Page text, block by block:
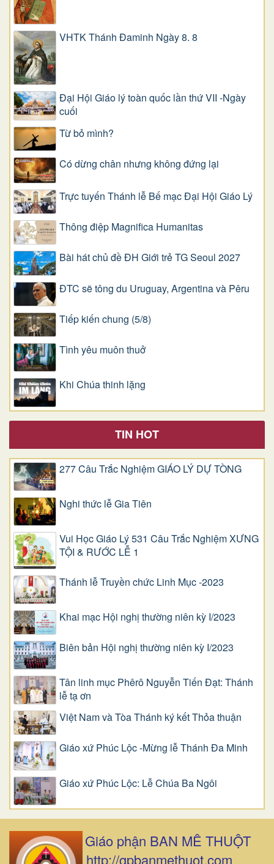
VHTK Thánh Đaminh Ngày 8. 8
Đại Hội Giáo lý toàn quốc lần thứ VII -Ngày
cuối
Từ bỏ mình?
Có dừng chân nhưng không đứng lại
Trực tuyến Thánh lễ Bế mạc Đại Hội Giáo Lý
Thông điệp Magnifica Humanitas
Bài hát chủ đề ĐH Giới trẻ TG Seoul 2027
ĐTC sẽ tông du Uruguay, Argentina và Pêru
Tiếp kiến chung (5/8)
Tình yêu muôn thuở
Khi Chúa thinh lặng
TIN HOT
277 Câu Trắc Nghiệm GIÁO LÝ DỰ TÒNG
Nghi thức lễ Gia Tiên
Vui Học Giáo Lý 531 Câu Trắc Nghiệm XƯNG
TỘI & RƯỚC LỄ 1
Thánh lễ Truyền chức Linh Mục -2023
Khai mạc Hội nghị thường niên kỳ I/2023
Biên bản Hội nghị thường niên kỳ I/2023
Tân linh mục Phêrô Nguyễn Tiến Đạt: Thánh
lễ tạ ơn
Việt Nam và Tòa Thánh ký kết Thỏa thuận
Giáo xứ Phúc Lộc -Mừng lễ Thánh Đa Minh
Giáo xứ Phúc Lộc: Lễ Chúa Ba Ngôi
Giáo phận BAN MÊ THUỘT
http://gpbanmethuot.com